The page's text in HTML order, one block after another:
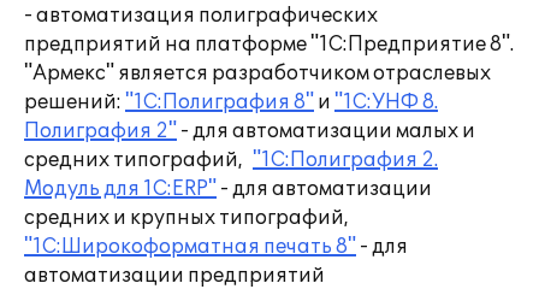
- автоматизация полиграфических
предприятий на платформе "1С:Предприятие 8".
"Армекс" является разработчиком отраслевых
решений: "1С:Полиграфия 8" и "1С:УНФ 8.
Полиграфия 2" - для автоматизации малых и
средних типографий, "1С:Полиграфия 2.
Модуль для 1С:ERP" - для автоматизации
средних и крупных типографий,
"1С:Широкоформатная печать 8" - для
автоматизации предприятий